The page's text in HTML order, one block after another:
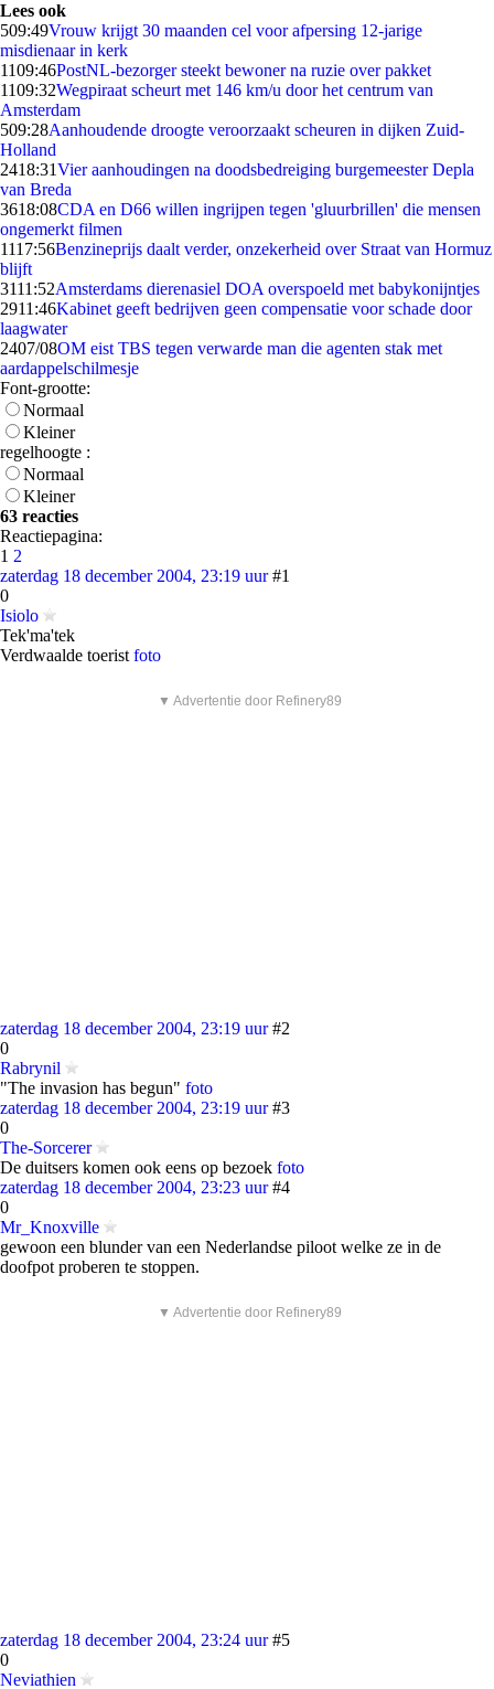
Lees ook
509:49Vrouw krijgt 30 maanden cel voor afpersing 12-jarige
misdienaar in kerk
1109:46PostNL-bezorger steekt bewoner na ruzie over pakket
1109:32Wegpiraat scheurt met 146 km/u door het centrum van
Amsterdam
509:28Aanhoudende droogte veroorzaakt scheuren in dijken Zuid-
Holland
2418:31Vier aanhoudingen na doodsbedreiging burgemeester Depla
van Breda
3618:08CDA en D66 willen ingrijpen tegen 'gluurbrillen' die mensen
ongemerkt filmen
1117:56Benzineprijs daalt verder, onzekerheid over Straat van Hormuz
blijft
3111:52Amsterdams dierenasiel DOA overspoeld met babykonijntjes
2911:46Kabinet geeft bedrijven geen compensatie voor schade door
laagwater
2407/08OM eist TBS tegen verwarde man die agenten stak met
aardappelschilmesje
Font-grootte:
Normaal
Kleiner
regelhoogte :
Normaal
Kleiner
63 reacties
Reactiepagina:
1 2
zaterdag 18 december 2004, 23:19 uur #1
0
Isiolo
Tek'ma'tek
Verdwaalde toerist foto
▼ Advertentie door Refinery89
zaterdag 18 december 2004, 23:19 uur #2
0
Rabrynil
"The invasion has begun" foto
zaterdag 18 december 2004, 23:19 uur #3
0
The-Sorcerer
De duitsers komen ook eens op bezoek foto
zaterdag 18 december 2004, 23:23 uur #4
0
Mr_Knoxville
gewoon een blunder van een Nederlandse piloot welke ze in de
doofpot proberen te stoppen.
▼ Advertentie door Refinery89
zaterdag 18 december 2004, 23:24 uur #5
0
Neviathien